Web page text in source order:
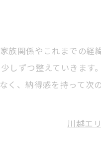
族関係やこれまでの経
しずつ整えていきます
く、納得感を持って次
川越エ